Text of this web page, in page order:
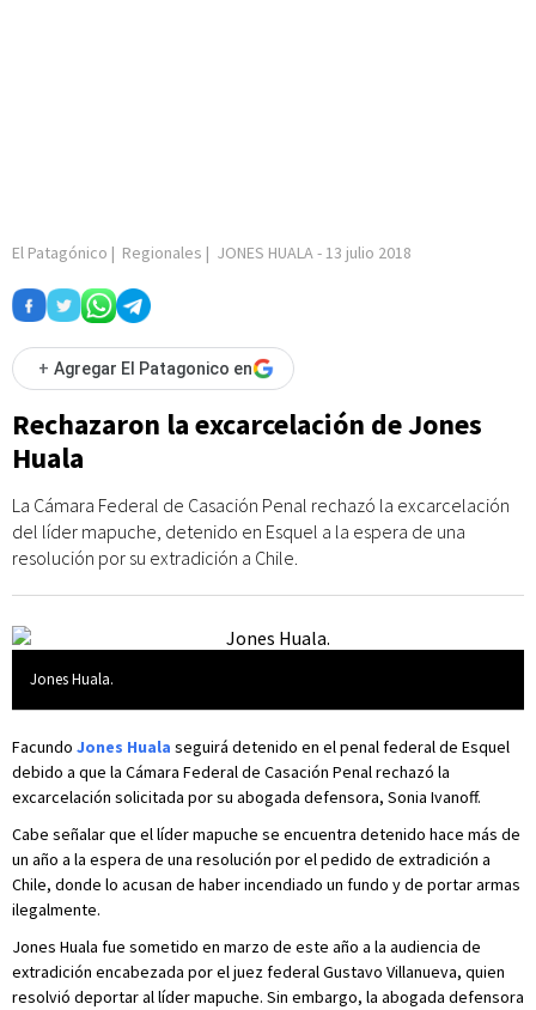
El Patagónico | Regionales | JONES HUALA- 13 julio 2018
+ Agregar El Patagonico en
Rechazaron la excarcelación de Jones
Huala
La Cámara Federal de Casación Penal rechazó la excarcelación
del líder mapuche, detenido en Esquel a la espera de una
resolución por su extradición a Chile.
Jones Huala.
Facundo Jones Huala seguirá detenido en el penal federal de Esquel
debido a que la Cámara Federal de Casación Penal rechazó la
excarcelación solicitada por su abogada defensora, Sonia Ivanoff.
Cabe señalar que el líder mapuche se encuentra detenido hace más de
un año a la espera de una resolución por el pedido de extradición a
Chile, donde lo acusan de haber incendiado un fundo y de portar armas
ilegalmente.
Jones Huala fue sometido en marzo de este año a la audiencia de
extradición encabezada por el juez federal Gustavo Villanueva, quien
resolvió deportar al líder mapuche. Sin embargo, la abogada defensora